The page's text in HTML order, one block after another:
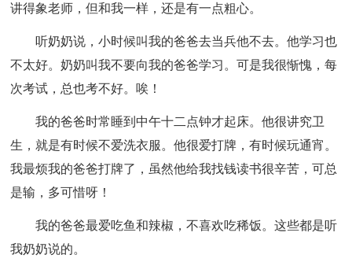
讲得象老师，但和我一样，还是有一点粗心。
听奶奶说，小时候叫我的爸爸去当兵他不去。他学习也
不太好。奶奶叫我不要向我的爸爸学习。可是我很惭愧，每
次考试，总也考不好。唉！
我的爸爸时常睡到中午十二点钟才起床。他很讲究卫
生，就是有时候不爱洗衣服。他很爱打牌，有时候玩通宵。
我最烦我的爸爸打牌了，虽然他给我找钱读书很辛苦，可总
是输，多可惜呀！
我的爸爸最爱吃鱼和辣椒，不喜欢吃稀饭。这些都是听
我奶奶说的。